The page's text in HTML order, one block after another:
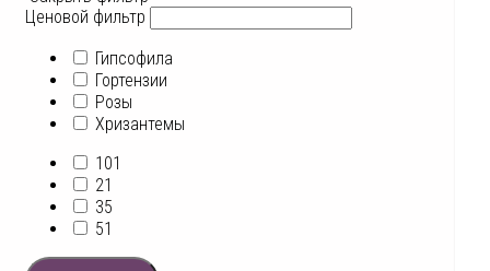
Ценовой фильтр
Гипсофила
Гортензии
Розы
Хризантемы
101
21
35
51